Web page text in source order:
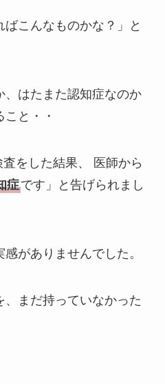
こんなものかな？」と
、はたまた認知症なのか
と・・
をした結果、 医師から
症です」と告げられまし
がありませんでした。
まだ持っていなかった